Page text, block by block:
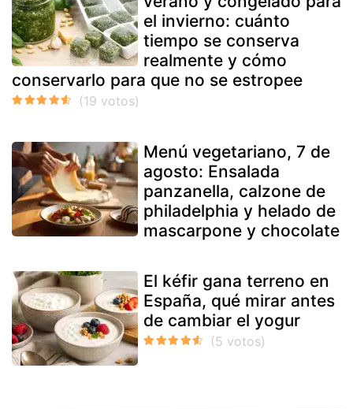
el invierno: cuánto
tiempo se conserva
realmente y cómo
conservarlo para que no se estropee
Menú vegetariano, 7 de
agosto: Ensalada
panzanella, calzone de
philadelphia y helado de
mascarpone y chocolate
El kéfir gana terreno en
España, qué mirar antes
de cambiar el yogur